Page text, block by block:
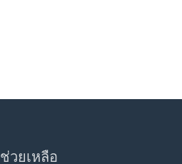
ช่วยเหลือ